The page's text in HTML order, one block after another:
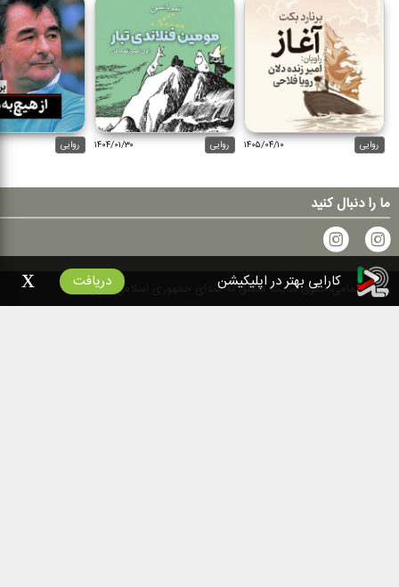
روایی ۱۴۰۵/۰۴/۱۰ روایی ۱۴۰۴/۰۱/۳۰ روایی
ما را دنبال کنید
۱۴۰۰ تمامی حقوق سایت متعلق به صدای جمهوری اسلامی ایران است
کارایی بهتر در اپلیکیشن دریافت x